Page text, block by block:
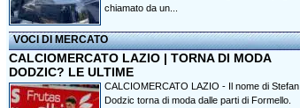
chiamato da un...
VOCI DI MERCATO
CALCIOMERCATO LAZIO | TORNA DI MODA
DODZIC? LE ULTIME
CALCIOMERCATO LAZIO - Il nome di Stefan
Dodzic torna di moda dalle parti di Formello.